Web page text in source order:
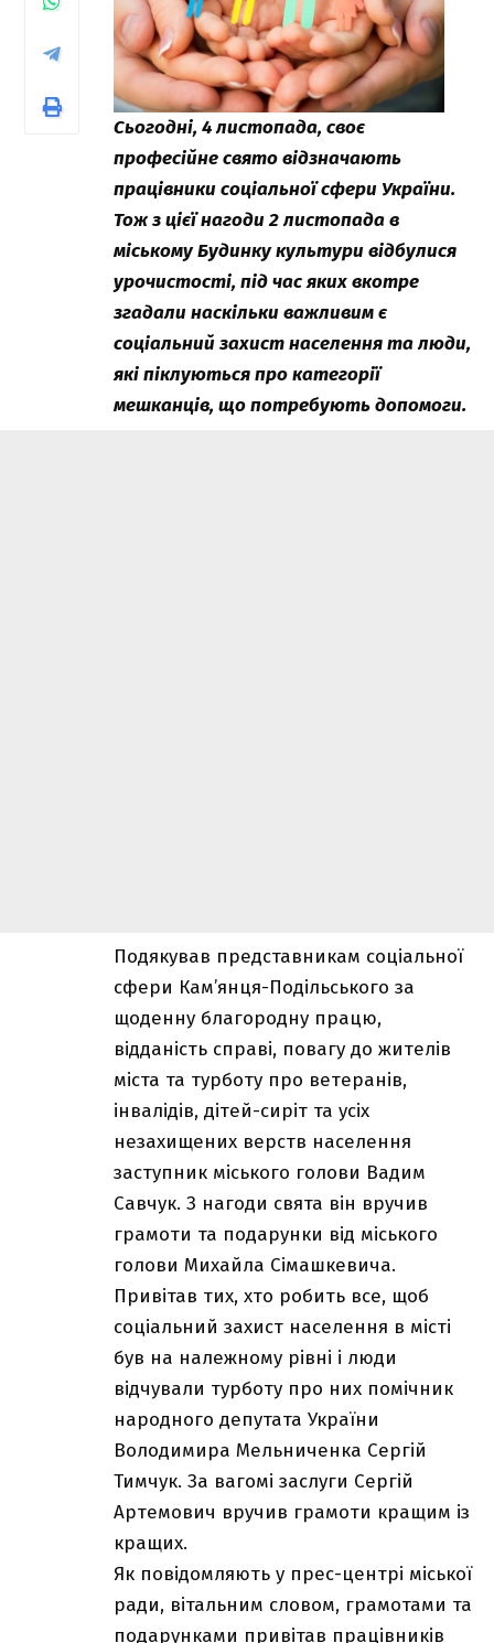
Сьогодні, 4 листопада, своє
професійне свято відзначають
працівники соціальної сфери України.
Тож з цієї нагоди 2 листопада в
міському Будинку культури відбулися
урочистості, під час яких вкотре
згадали наскільки важливим є
соціальний захист населення та люди,
які піклуються про категорії
мешканців, що потребують допомоги.
Подякував представникам соціальної
сфери Кам’янця-Подільського за
щоденну благородну працю,
відданість справі, повагу до жителів
міста та турботу про ветеранів,
інвалідів, дітей-сиріт та усіх
незахищених верств населення
заступник міського голови Вадим
Савчук. З нагоди свята він вручив
грамоти та подарунки від міського
голови Михайла Сімашкевича.
Привітав тих, хто робить все, щоб
соціальний захист населення в місті
був на належному рівні і люди
відчували турботу про них помічник
народного депутата України
Володимира Мельниченка Сергій
Тимчук. За вагомі заслуги Сергій
Артемович вручив грамоти кращим із
кращих.
Як повідомляють у прес-центрі міської
ради, вітальним словом, грамотами та
подарунками привітав працівників